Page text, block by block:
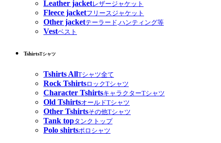
Leather jacketレザージャケット
Fleece jacketフリースジャケット
Other jacketテーラード,ハンティング等
Vestベスト
TshirtsTシャツ
Tshirts AllTシャツ全て
Rock TshirtsロックTシャツ
Character TshirtsキャラクターTシャツ
Old TshirtsオールドTシャツ
Other Tshirtsその他Tシャツ
Tank topタンクトップ
Polo shirtsポロシャツ